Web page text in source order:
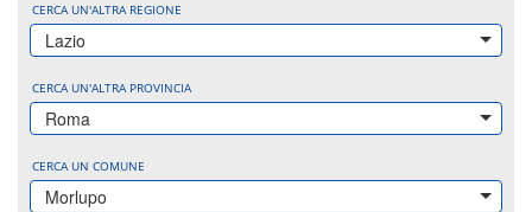
CERCA UN'ALTRA REGIONE
Lazio
CERCA UN'ALTRA PROVINCIA
Roma
CERCA UN COMUNE
Morlupo